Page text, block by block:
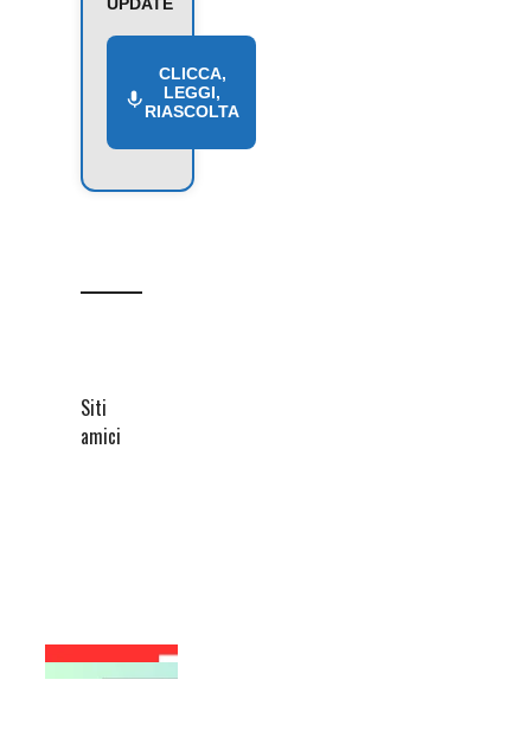
CLICCA,
LEGGI,
RIASCOLTA
Siti
amici